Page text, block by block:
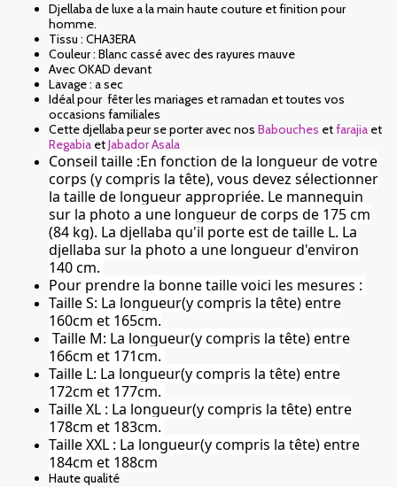
Djellaba de luxe a la main haute couture et finition pour
homme.
Tissu : CHA3ERA
Couleur : Blanc cassé avec des rayures mauve
Avec OKAD devant
Lavage : a sec
Idéal pour fêter les mariages et ramadan et toutes vos
occasions familiales
Cette djellaba peur se porter avec nos Babouches etfarajia et
Regabia etJabador Asala
Conseil taille :En fonction de la longueur de votre
corps (y compris la tête), vous devez sélectionner
la taille de longueur appropriée. Le mannequin
sur la photo a une longueur de corps de 175 cm
(84 kg). La djellaba qu'il porte est de taille L. La
djellaba sur la photo a une longueur d'environ
140 cm.
Pour prendre la bonne taille voici les mesures :
Taille S: La longueur(y compris la tête) entre
160cm et 165cm.
Taille M: La longueur(y compris la tête) entre
166cm et 171cm.
Taille L: La longueur(y compris la tête) entre
172cm et 177cm.
Taille XL : La longueur(y compris la tête) entre
178cm et 183cm.
Taille XXL : La longueur(y compris la tête) entre
184cm et 188cm
Haute qualité